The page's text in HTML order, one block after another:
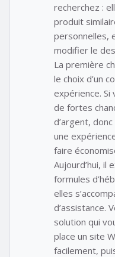
recherchez :
produit
personnelles,
modifier le
La première
le choix d’un
expérience. Si
de fortes
d’argent,
une
faire
Aujourd’hui, il
formules
elles
d’assistance.
solution qui
place un site
facilement,